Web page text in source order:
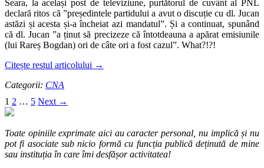
Seara, la același post de televiziune, purtătorul de cuvânt al PNL
declară ritos că ”președintele partidului a avut o discuție cu dl. Jucan
astăzi și acesta și-a încheiat azi mandatul”. Și a continuat, spunând
că dl. Jucan ”a ținut să precizeze că întotdeauna a apărat emisiunile
(lui Rareș Bogdan) ori de câte ori a fost cazul”. What?!?!
Citește restul articolului →
Categorii: CNA
Posts
navigation
1 2 … 5 Next →
Toate opiniile exprimate aici au caracter personal, nu implică și nu
pot fi asociate sub nicio formă cu funcția publică deținută de mine
sau instituția în care îmi desfășor activitatea!